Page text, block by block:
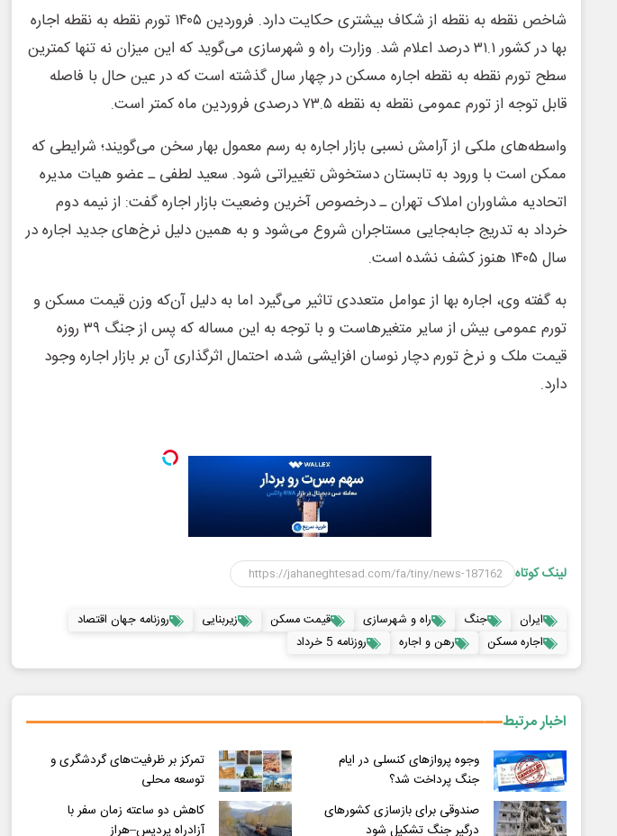
شاخص نقطه به نقطه از شکاف بیشتری حکایت دارد. فروردین ۱۴۰۵ تورم نقطه به نقطه اجاره
بها در کشور ۳۱.۱ درصد اعلام شد. وزارت راه و شهرسازی می‌گوید که این میزان نه تنها کمترین
سطح تورم نقطه به نقطه اجاره مسکن در چهار سال گذشته است که در عین حال با فاصله
قابل توجه از تورم عمومی نقطه به نقطه ۷۳.۵ درصدی فروردین ماه کمتر است.
واسطه‌های ملکی از آرامش نسبی بازار اجاره به رسم معمول بهار سخن می‌گویند؛ شرایطی که
ممکن است با ورود به تابستان دستخوش تغییراتی شود. سعید لطفی ـ عضو هیات مدیره
اتحادیه مشاوران املاک تهران ـ درخصوص آخرین وضعیت بازار اجاره گفت: از نیمه دوم
خرداد به تدریج جابه‌جایی مستاجران شروع می‌شود و به همین دلیل نرخ‌های جدید اجاره در
سال ۱۴۰۵ هنوز کشف نشده است.
به گفته وی، اجاره بها از عوامل متعددی تاثیر می‌گیرد اما به دلیل آن‌که وزن قیمت مسکن و
تورم عمومی بیش از سایر متغیرهاست و با توجه به این مساله که پس از جنگ ۳۹ روزه
قیمت ملک و نرخ تورم دچار نوسان افزایشی شده، احتمال اثرگذاری آن بر بازار اجاره وجود
دارد.
لینک کوتاه
ایران جنگ راه و شهرسازی قیمت مسکن زیربنایی
روزنامه جهان اقتصاد
اجاره مسکن
رهن و اجاره روزنامه 5 خرداد
اخبار مرتبط
وجوه پروازهای کنسلی در ایام
جنگ پرداخت شد؟
تمرکز بر ظرفیت‌های گردشگری و
توسعه محلی
صندوقی برای بازسازی کشورهای
درگیر جنگ تشکیل شود
کاهش دو ساعته زمان سفر با
آزادراه پردیس–هراز